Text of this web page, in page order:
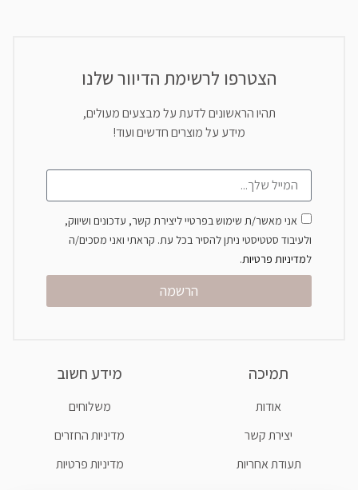
מידע חשוב
משלוחים
מדיניות החזרים
מדיניות פרטיות
תמיכה
אודות
יצירת קשר
תעודת אחריות
הצטרפו לרשימת הדיוור שלנו
תהיו הראשונים לדעת על מבצעים מעולים,
מידע על מוצרים חדשים ועוד!
אני מאשר/ת שימוש בפרטיי ליצירת קשר, עדכונים ושיווק,
ולעיבוד סטטיסטי ניתן להסיר בכל עת. קראתי ואני מסכים/ה
למדיניות פרטיות.
הרשמה